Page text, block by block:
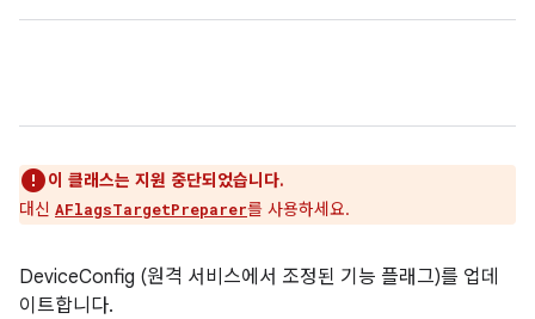
이 클래스는 지원 중단되었습니다.
대신 AFlagsTargetPreparer를 사용하세요.
DeviceConfig (원격 서비스에서 조정된 기능 플래그)를 업데
이트합니다.